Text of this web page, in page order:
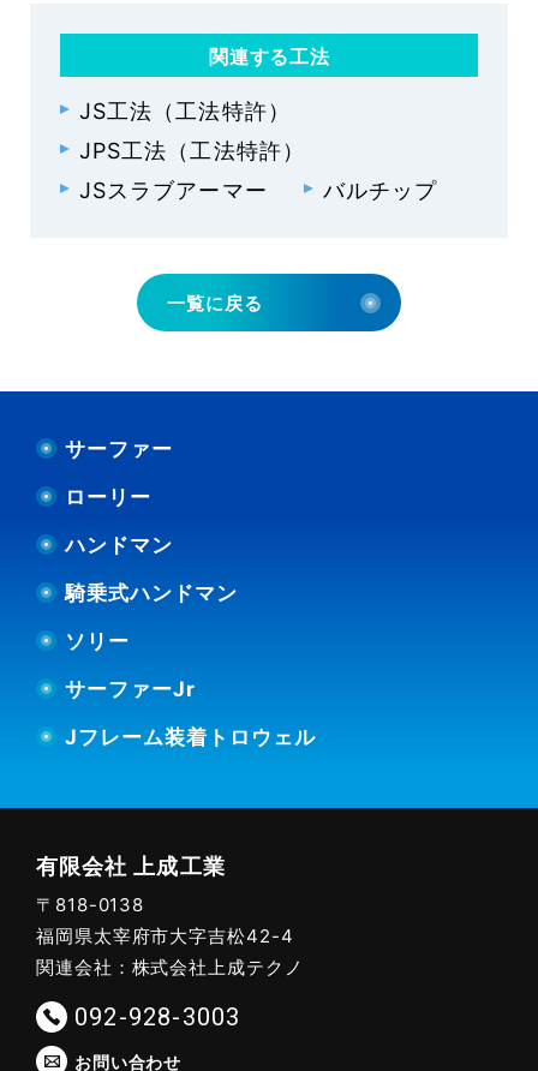
関連する工法
JS工法（工法特許）
JPS工法（工法特許）
JSスラブアーマー
バルチップ
一覧に戻る
サーファー
ローリー
ハンドマン
騎乗式ハンドマン
ソリー
サーファーJr
Jフレーム装着トロウェル
有限会社 上成工業
〒818-0138
福岡県太宰府市大字吉松42-4
関連会社：株式会社上成テクノ
092-928-3003
お問い合わせ